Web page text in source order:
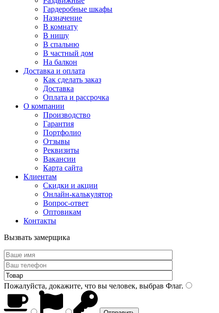
Гардеробные шкафы
Назначение
В комнату
В нишу
В спальню
В частный дом
На балкон
Доставка и оплата
Как сделать заказ
Доставка
Оплата и рассрочка
О компании
Производство
Гарантия
Портфолио
Отзывы
Реквизиты
Вакансии
Карта сайта
Клиентам
Скидки и акции
Онлайн-калькулятор
Вопрос-ответ
Оптовикам
Контакты
Вызвать замерщика
Пожалуйста, докажите, что вы человек, выбрав Флаг.